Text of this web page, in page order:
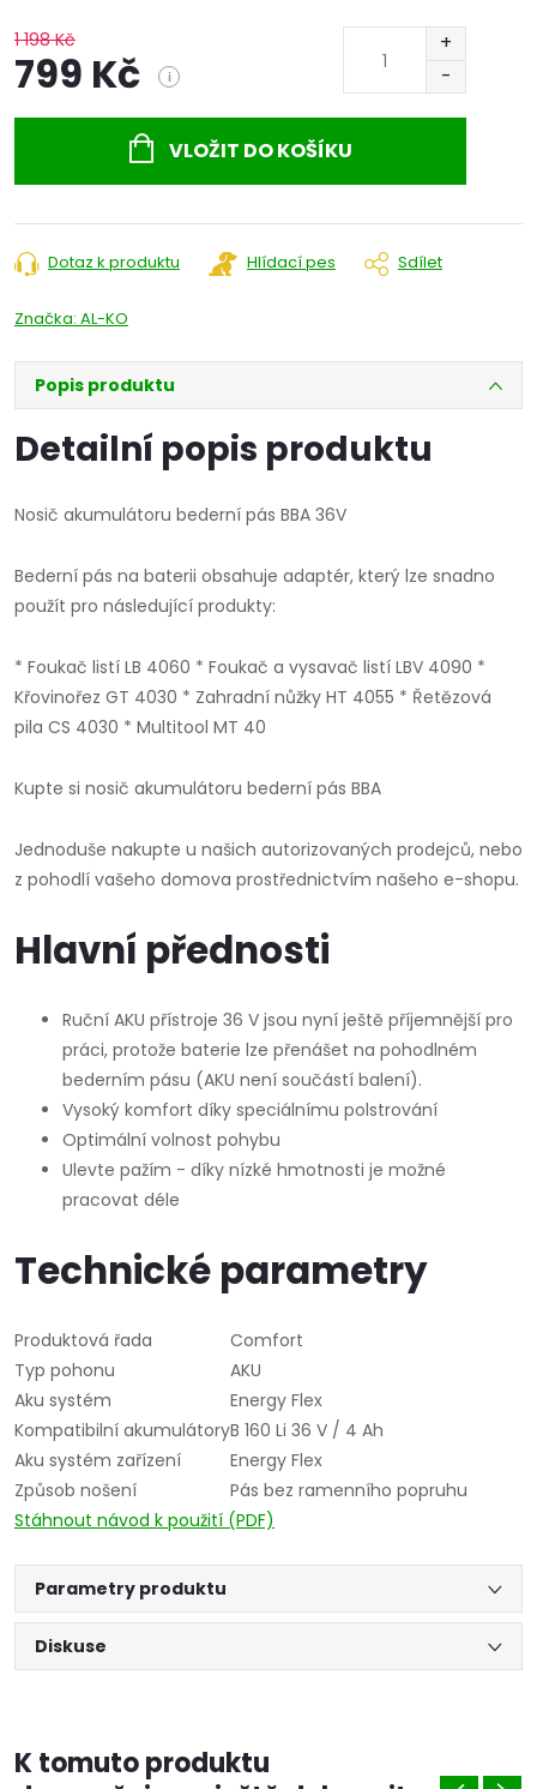
1 198 Kč
799 Kč i
VLOŽIT DO KOŠÍKU
Dotaz k produktu Hlídací pes Sdílet
Značka: AL-KO
Popis produktu
Detailní popis produktu
Nosič akumulátoru bederní pás BBA 36V
Bederní pás na baterii obsahuje adaptér, který lze snadno
použít pro následující produkty:
* Foukač listí LB 4060 * Foukač a vysavač listí LBV 4090 *
Křovinořez GT 4030 * Zahradní nůžky HT 4055 * Řetězová
pila CS 4030 * Multitool MT 40
Kupte si nosič akumulátoru bederní pás BBA
Jednoduše nakupte u našich autorizovaných prodejců, nebo
z pohodlí vašeho domova prostřednictvím našeho e-shopu.
Hlavní přednosti
Ruční AKU přístroje 36 V jsou nyní ještě příjemnější pro
práci, protože baterie lze přenášet na pohodlném
bederním pásu (AKU není součástí balení).
Vysoký komfort díky speciálnímu polstrování
Optimální volnost pohybu
Ulevte pažím - díky nízké hmotnosti je možné
pracovat déle
Technické parametry
Produktová řada
Comfort
Typ pohonu
AKU
Aku systém
Energy Flex
Kompatibilní akumulátoryB 160 Li 36 V / 4 Ah
Aku systém zařízení
Energy Flex
Způsob nošení
Pás bez ramenního popruhu
Stáhnout návod k použití (PDF)
Parametry produktu
Diskuse
K tomuto produktu